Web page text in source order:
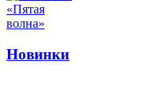
Новинки